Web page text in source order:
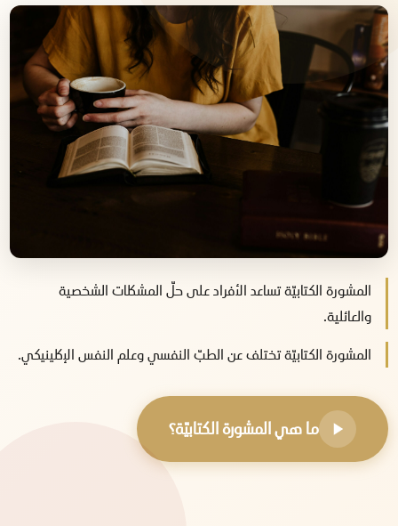
المشورة الكتابيّة تساعد الأفراد على حلّ المشكلات الشخصية
والعائلية.
المشورة الكتابيّة تختلف عن الطبّ النفسي وعلم النفس الإكلينيكي.
ما هي المشورة الكتابيّة؟